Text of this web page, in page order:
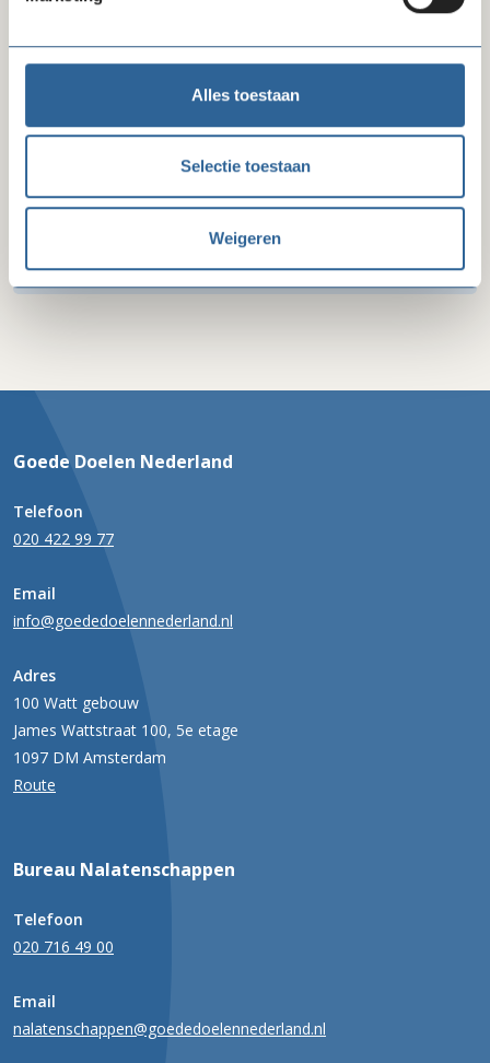
Alles toestaan
Selectie toestaan
Weigeren
Erkenningspaspoort CBF-keurmerk
Toon paspoort
Goede Doelen Nederland
Telefoon
020 422 99 77
Email
info@goededoelennederland.nl
Adres
100 Watt gebouw
James Wattstraat 100, 5e etage
1097 DM Amsterdam
Route
Bureau Nalatenschappen
Telefoon
020 716 49 00
Email
nalatenschappen@goededoelennederland.nl